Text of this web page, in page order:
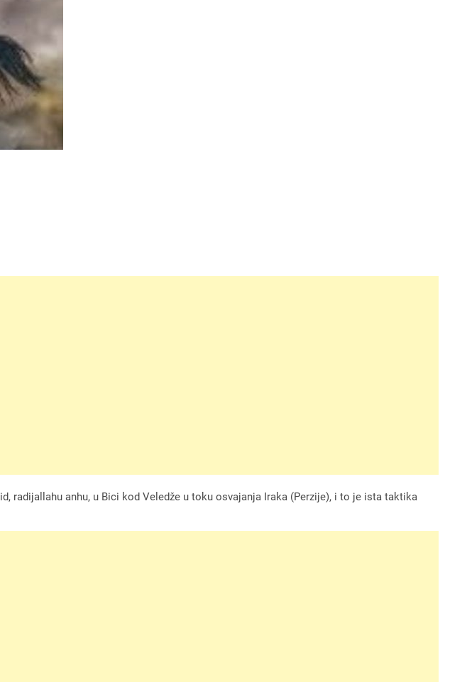
anhu, u Bici kod Veledže u toku osvajanja Iraka (Perzije), i to je ista taktika